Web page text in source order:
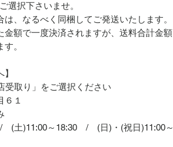
選択下さいませ。
、なるべく同梱してご発送いたします。
金額で一度決済されますが、送料合計金額
。
受取り」をご選択ください
６１
(土)11:00～18:30 / (日)・(祝日)11:00～